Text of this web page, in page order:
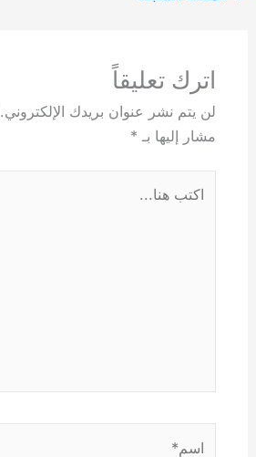
اترك تعليقاً
لن يتم نشر عنوان بريدك الإلكتروني.
مشار إليها بـ *